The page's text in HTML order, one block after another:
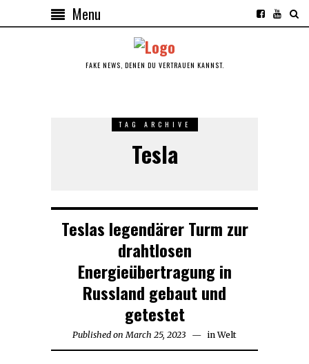
Menu
FAKE NEWS, DENEN DU VERTRAUEN KANNST.
TAG ARCHIVE
Tesla
Teslas legendärer Turm zur
drahtlosen
Energieübertragung in
Russland gebaut und
getestet
Published on March 25, 2023 Marchin Welt